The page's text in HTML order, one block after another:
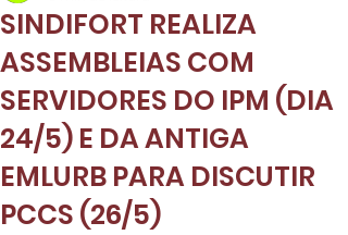
SINDIFORT REALIZA
ASSEMBLEIAS COM
SERVIDORES DO IPM (DIA
24/5) E DA ANTIGA
EMLURB PARA DISCUTIR
PCCS (26/5)